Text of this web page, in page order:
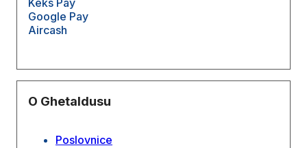
Google Pay
Aircash
O Ghetaldusu
Poslovnice